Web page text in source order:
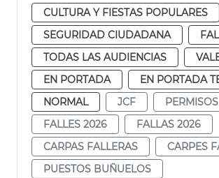
CULTURA Y FIESTAS POPULARES
SEGURIDAD CIUDADANA
TODAS LAS AUDIENCIAS
EN PORTADA
EN PORTADA
NORMAL
JCF
PERMISOS
FALLES 2026
FALLAS 2026
CARPAS FALLERAS
CARPES
PUESTOS BUÑUELOS